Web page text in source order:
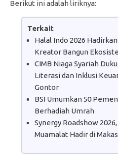
Berikut ini adalah liriknya:
Terkait
Halal Indo 2026
Kreator Bangun
CIMB Niaga Syariah
Literasi dan Inklusi
Gontor
BSI Umumkan 50
Berhadiah Umrah
Synergy Roadshow
Muamalat Hadir di